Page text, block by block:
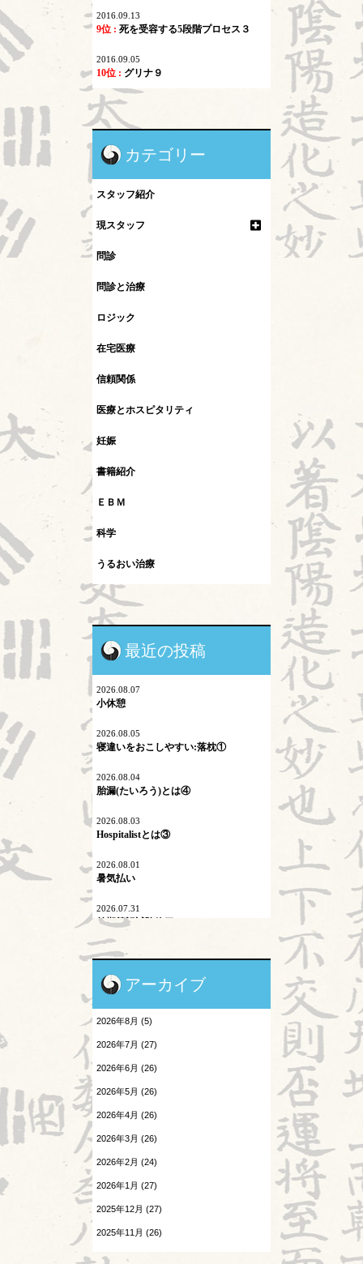
2016.09.13
9位 : 死を受容する5段階プロセス３
2016.09.05
10位 : グリナ９
カテゴリー
スタッフ紹介
現スタッフ
問診
問診と治療
ロジック
在宅医療
信頼関係
医療とホスピタリティ
妊娠
書籍紹介
ＥＢＭ
科学
うるおい治療
インフルエンザ
カレント
シュタイナー教育
ネットワーク
マイコプラズマ肺炎
内因
不内外因
二十四節気
刺激量
地震酔い
小児と鍼灸
森のようちえん
温病
熱と治療
痺証
最近の投稿
2026.08.07
小休憩
2026.08.05
寝違いをおこしやすい:落枕①
2026.08.04
胎漏(たいろう)とは④
2026.08.03
Hospitalistとは③
2026.08.01
暑気払い
2026.07.31
前期筆記試験終了
2026.07.30
2026.07.29
頭が痛い③
2026.07.28
Hospitalistとは②
酷暑
感覚の変化
2026.07.23
陰陽学説⑧
2026.07.22
アーカイブ
2026年8月 (5)
2026年7月 (27)
2026年6月 (26)
2026年5月 (26)
2026年4月 (26)
2026年3月 (26)
2026年2月 (24)
2026年1月 (27)
2025年12月 (27)
2025年11月 (26)
2025年10月 (26)